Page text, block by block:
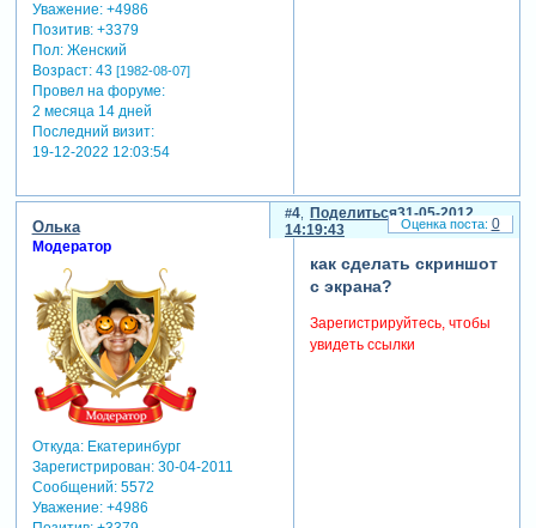
Уважение: +4986
Позитив: +3379
Пол:Женский
Возраст:43 [1982-08-07]
Провел на форуме:
2 месяца 14 дней
Последний визит:
19-12-2022 12:03:54
Поделиться
4
31-05-2012
14:19:43
Олька
Модератор
Откуда:Екатеринбург
Зарегистрирован: 30-04-2011
Сообщений:5572
Уважение: +4986
как сделать скриншот
с экрана?
Зарегистрируйтесь, чтобы
увидеть ссылки
0